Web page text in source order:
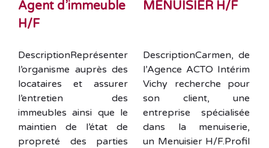
Agent d’immeuble
H/F
DescriptionReprésenter
l’organisme auprès des
locataires et assurer
l’entretien des
immeubles ainsi que le
maintien de l’état de
propreté des parties
MENUISIER H/F
DescriptionCarmen, de
l’Agence ACTO Intérim
Vichy recherche pour
son client, une
entreprise spécialisée
dans la menuiserie,
un Menuisier H/F.Profil